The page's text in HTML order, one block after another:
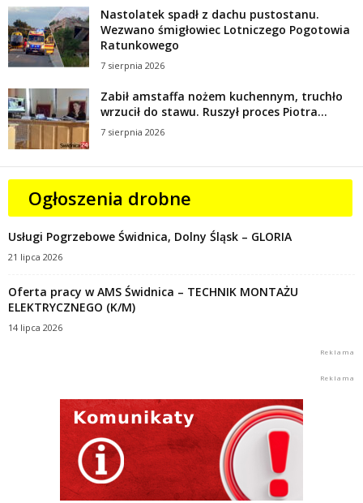
Nastolatek spadł z dachu pustostanu.
Wezwano śmigłowiec Lotniczego Pogotowia
Ratunkowego
7 sierpnia 2026
Zabił amstaffa nożem kuchennym, truchło
wrzucił do stawu. Ruszył proces Piotra...
7 sierpnia 2026
Ogłoszenia drobne
Usługi Pogrzebowe Świdnica, Dolny Śląsk – GLORIA
21 lipca 2026
Oferta pracy w AMS Świdnica – TECHNIK MONTAŻU
ELEKTRYCZNEGO (K/M)
14 lipca 2026